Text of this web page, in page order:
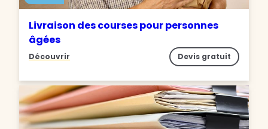
Livraison des courses pour personnes
âgées
Découvrir Devis gratuit